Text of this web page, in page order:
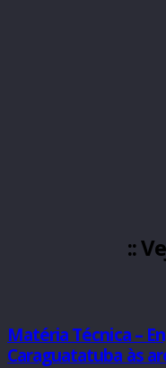
::
Matéria Técnica –
Caraguatatuba às